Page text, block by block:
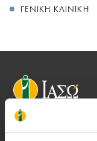
ΓΕΝΙΚΉ ΚΛΙΝΙΚΉ